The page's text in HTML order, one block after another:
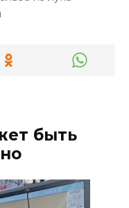
быть